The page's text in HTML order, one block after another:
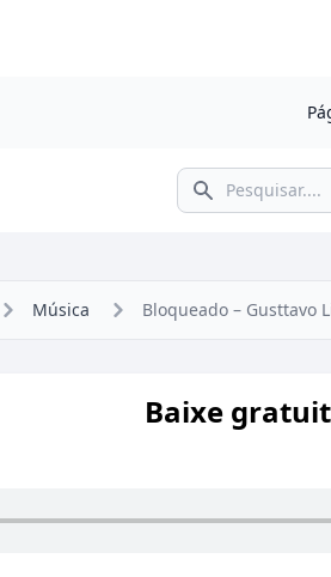
Pesquisar
Música Bloqueado – Gusttavo
Baixe